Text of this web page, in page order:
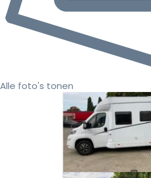
Alle foto's tonen